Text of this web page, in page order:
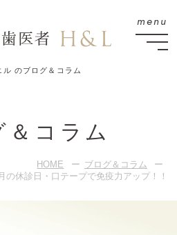
のブログ＆コラム
＆コラム
HOME
ブログ＆コラム
の休診日・口テープで免疫力アップ！！